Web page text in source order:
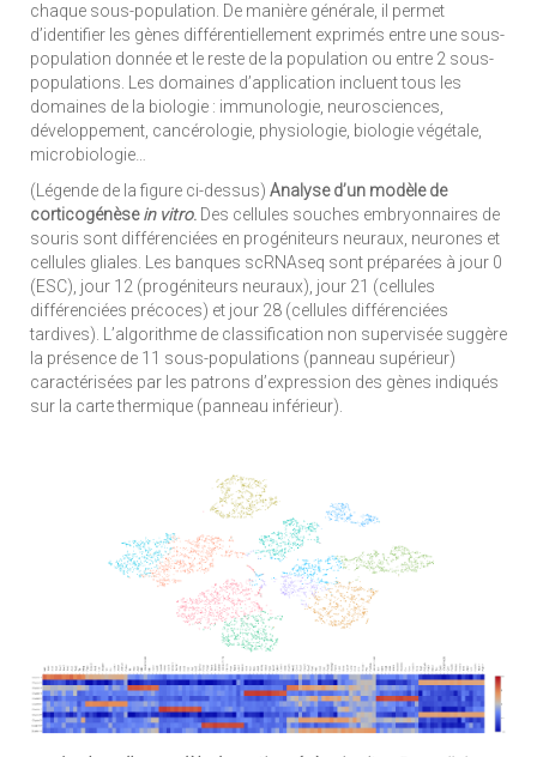
chaque sous-population. De manière générale, il permet
d’identifier les gènes différentiellement exprimés entre une sous-
population donnée et le reste de la population ou entre 2 sous-
populations. Les domaines d’application incluent tous les
domaines de la biologie : immunologie, neurosciences,
développement, cancérologie, physiologie, biologie végétale,
microbiologie…
(Légende de la figure ci-dessus) Analyse d’un modèle de
corticogénèsein vitro. Des cellules souches embryonnaires de
souris sont différenciées en progéniteurs neuraux, neurones et
cellules gliales. Les banques scRNAseq sont préparées à jour 0
(ESC), jour 12 (progéniteurs neuraux), jour 21 (cellules
différenciées précoces) et jour 28 (cellules différenciées
tardives). L’algorithme de classification non supervisée suggère
la présence de 11 sous-populations (panneau supérieur)
caractérisées par les patrons d’expression des gènes indiqués
sur la carte thermique (panneau inférieur).